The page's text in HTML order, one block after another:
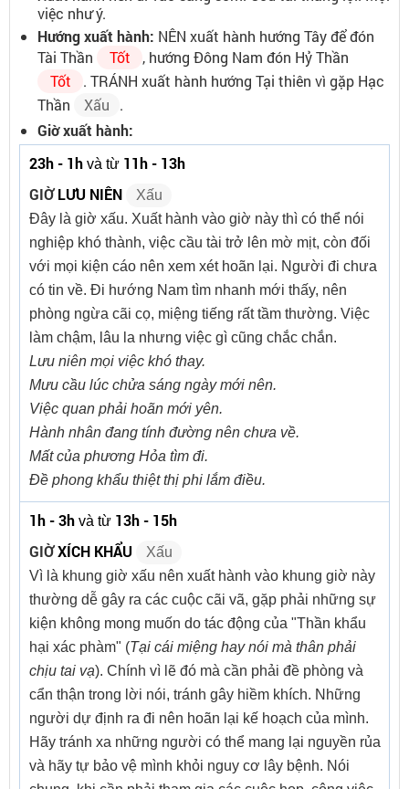
việc như ý.
Hướng xuất hành: NÊN xuất hành hướng Tây để đón
Tài Thần
Tốt
, hướng Đông Nam đón Hỷ Thần
Tốt
. TRÁNH xuất hành hướng Tại thiên vì gặp Hạc
Thần
Xấu
.
Giờ xuất hành:
23h - 1h và từ 11h - 13h
GIỜLƯU NIÊN
Xấu
Đây là giờ xấu. Xuất hành vào giờ này thì có thể nói
nghiệp khó thành, việc cầu tài trở lên mờ mịt, còn đối
với mọi kiện cáo nên xem xét hoãn lại. Người đi chưa
có tin về. Đi hướng Nam tìm nhanh mới thấy, nên
phòng ngừa cãi cọ, miệng tiếng rất tầm thường. Việc
làm chậm, lâu la nhưng việc gì cũng chắc chắn.
Lưu niên mọi việc khó thay.
Mưu cầu lúc chửa sáng ngày mới nên.
Việc quan phải hoãn mới yên.
Hành nhân đang tính đường nên chưa về.
Mất của phương Hỏa tìm đi.
Đề phong khẩu thiệt thị phi lắm điều.
1h - 3h và từ 13h - 15h
GIỜXÍCH KHẨU
Xấu
Vì là khung giờ xấu nên xuất hành vào khung giờ này
thường dễ gây ra các cuộc cãi vã, gặp phải những sự
kiện không mong muốn do tác động của "Thần khẩu
hại xác phàm" (Tại cái miệng hay nói mà thân phải
chịu tai vạ). Chính vì lẽ đó mà cần phải đề phòng và
cẩn thận trong lời nói, tránh gây hiềm khích. Những
người dự định ra đi nên hoãn lại kế hoạch của mình.
Hãy tránh xa những người có thể mang lại nguyền rủa
và hãy tự bảo vệ mình khỏi nguy cơ lây bệnh. Nói